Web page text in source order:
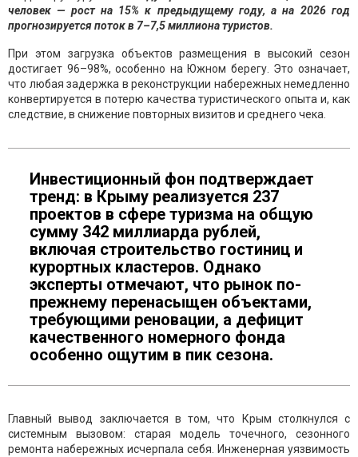
человек — рост на 15% к предыдущему году, а на 2026 год
прогнозируется поток в 7–7,5 миллиона туристов.
При этом загрузка объектов размещения в высокий сезон
достигает 96–98%, особенно на Южном берегу. Это означает,
что любая задержка в реконструкции набережных немедленно
конвертируется в потерю качества туристического опыта и, как
следствие, в снижение повторных визитов и среднего чека.
Инвестиционный фон подтверждает
тренд: в Крыму реализуется 237
проектов в сфере туризма на общую
сумму 342 миллиарда рублей,
включая строительство гостиниц и
курортных кластеров. Однако
эксперты отмечают, что рынок по-
прежнему перенасыщен объектами,
требующими реновации, а дефицит
качественного номерного фонда
особенно ощутим в пик сезона.
Главный вывод заключается в том, что Крым столкнулся с
системным вызовом: старая модель точечного, сезонного
ремонта набережных исчерпала себя. Инженерная уязвимость